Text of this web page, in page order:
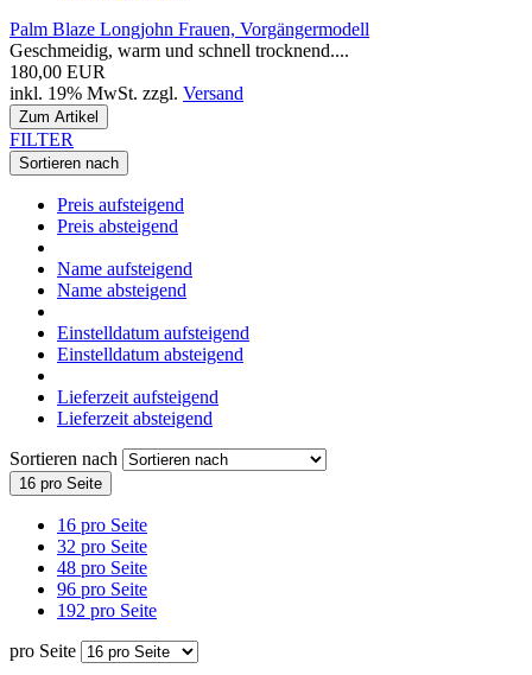
Palm Blaze Longjohn Frauen, Vorgängermodell
Geschmeidig, warm und schnell trocknend....
180,00 EUR
inkl. 19% MwSt. zzgl. Versand
Zum Artikel
FILTER
Sortieren nach
Preis aufsteigend
Preis absteigend
Name aufsteigend
Name absteigend
Einstelldatum aufsteigend
Einstelldatum absteigend
Lieferzeit aufsteigend
Lieferzeit absteigend
Sortieren nach
16 pro Seite
16 pro Seite
32 pro Seite
48 pro Seite
96 pro Seite
192 pro Seite
pro Seite